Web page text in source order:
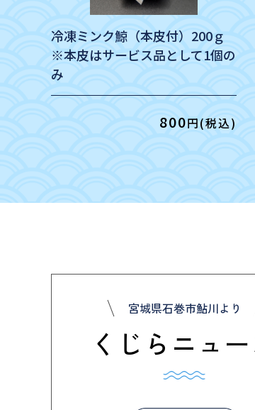
冷凍ミンク鯨（本皮付）200ｇ
※本皮はサービス品として1個の
み
800円(税込)
宮城県石巻市鮎川より
くじらニュ